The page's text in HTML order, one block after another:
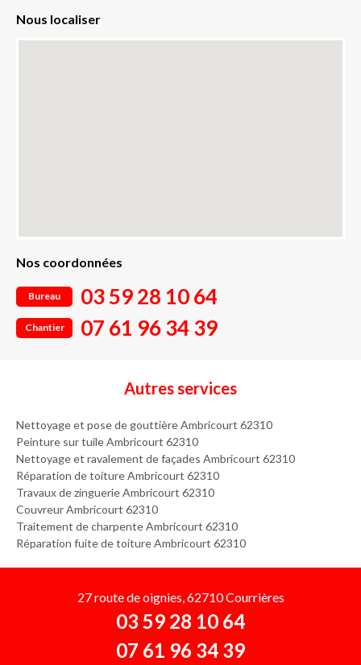
Nous localiser
Nos coordonnées
Bureau 03 59 28 10 64
Chantier 07 61 96 34 39
Autres services
Nettoyage et pose de gouttière Ambricourt 62310
Peinture sur tuile Ambricourt 62310
Nettoyage et ravalement de façades Ambricourt 62310
Réparation de toiture Ambricourt 62310
Travaux de zinguerie Ambricourt 62310
Couvreur Ambricourt 62310
Traitement de charpente Ambricourt 62310
Réparation fuite de toiture Ambricourt 62310
27 route de oignies, 62710 Courrières
03 59 28 10 64
07 61 96 34 39